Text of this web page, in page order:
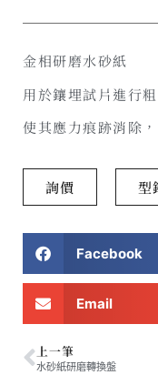
金相研磨水砂紙
用於鑲埋試片進行
使其應力痕跡消除
詢價 型
Facebook
Email
上一筆
水砂紙研磨轉換盤